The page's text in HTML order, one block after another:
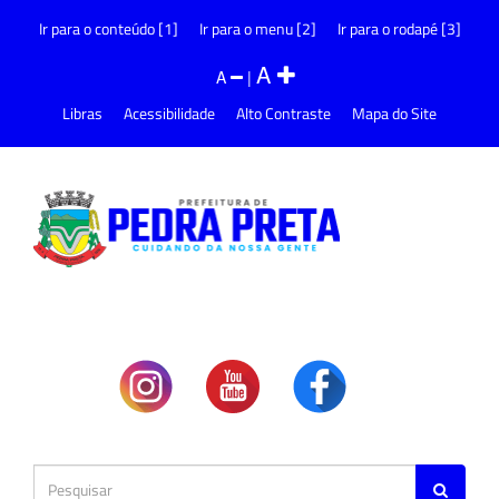
Ir para o conteúdo [1] Ir para o menu [2] Ir para o rodapé [3]
A |A
Libras Acessibilidade Alto Contraste Mapa do Site